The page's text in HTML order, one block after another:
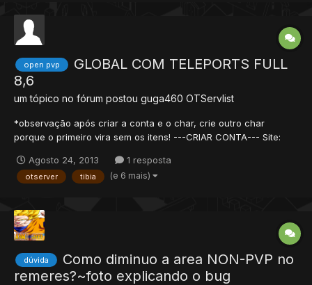
open pvp
GLOBAL COM TELEPORTS FULL
8,6
um tópico no fórum postou guga460 OTServlist
*observação após criar a conta e o char, crie outro char
porque o primeiro vira sem os itens! ---CRIAR CONTA--- Site:
Sistema de GUILD WAR , War of Emperium, BOSS, e muito mais!
Pontos para guilds, SKILL - 70x ML -...
Agosto 24, 2013 1 resposta
otserver tibia (e 6 mais)
dúvida
Como diminuo a area NON-PVP no
remeres?~foto explicando o bug